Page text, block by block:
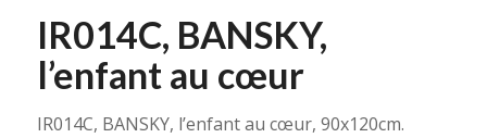
IR014C, BANSKY,
l’enfant au cœur
IR014C, BANSKY, l’enfant au cœur, 90x120cm.